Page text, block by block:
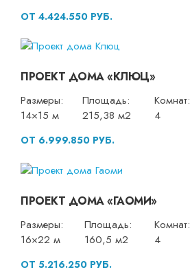
ОТ 4.424.550 РУБ.
ПРОЕКТ ДОМА «КЛЮЦ»
Размеры:
14×15 м
Площадь:
215,38 м2
Комнат:
4
ОТ 6.999.850 РУБ.
ПРОЕКТ ДОМА «ГАОМИ»
Размеры:
16×22 м
Площадь:
160,5 м2
Комнат:
4
ОТ 5.216.250 РУБ.